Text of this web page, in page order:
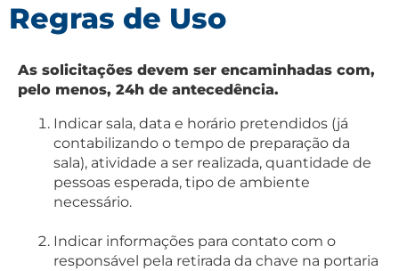
Regras de Uso
As solicitações devem ser encaminhadas com,
pelo menos, 24h de antecedência.
Indicar sala, data e horário pretendidos (já
contabilizando o tempo de preparação da
sala), atividade a ser realizada, quantidade de
pessoas esperada, tipo de ambiente
necessário.
Indicar informações para contato com o
responsável pela retirada da chave na portaria